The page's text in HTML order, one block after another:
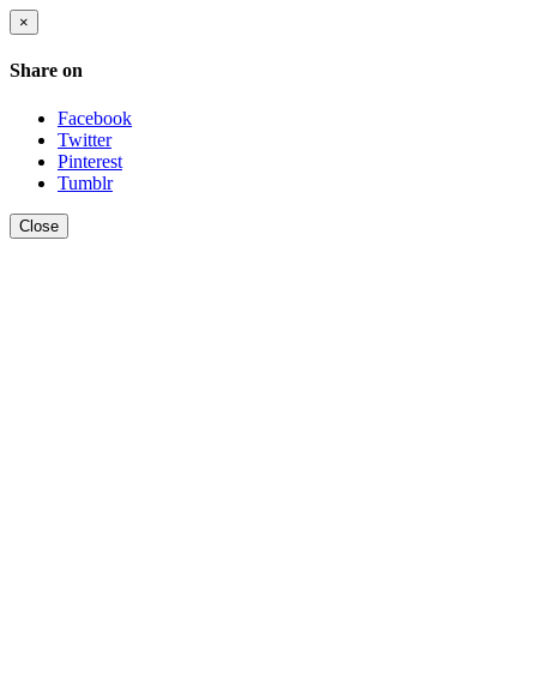
×
Share on
Facebook
Twitter
Pinterest
Tumblr
Close